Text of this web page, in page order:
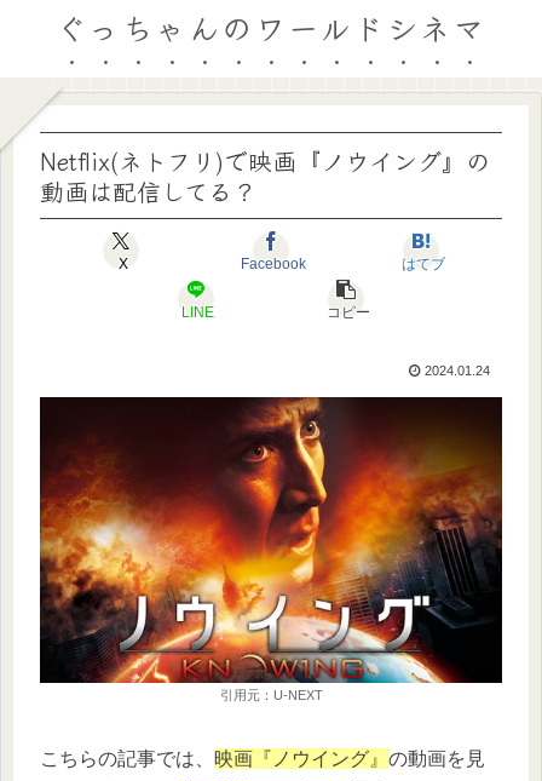
ぐっちゃんのワールドシネマ
Netflix(ネトフリ)で映画『ノウイング』の
動画は配信してる？
X Facebook はてブ
LINE コピー
2024.01.24
引用元：U-NEXT
こちらの記事では、 映画『ノウイング』 の動画を見